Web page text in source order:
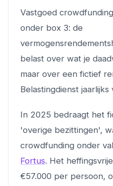
Vastgoed
onder box 3: de
belast over wat je
maar over een fictief
Belastingdienst jaarlijks
In 2025 bedraagt het
'overige bezittingen',
crowdfunding onder
Fortus. Het
€57.000 per persoon,